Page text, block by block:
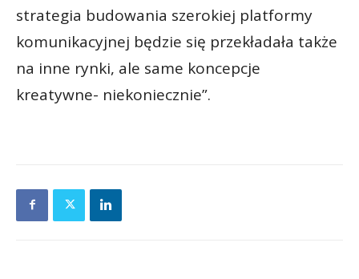
strategia budowania szerokiej platformy
komunikacyjnej będzie się przekładała także
na inne rynki, ale same koncepcje
kreatywne- niekoniecznie”.